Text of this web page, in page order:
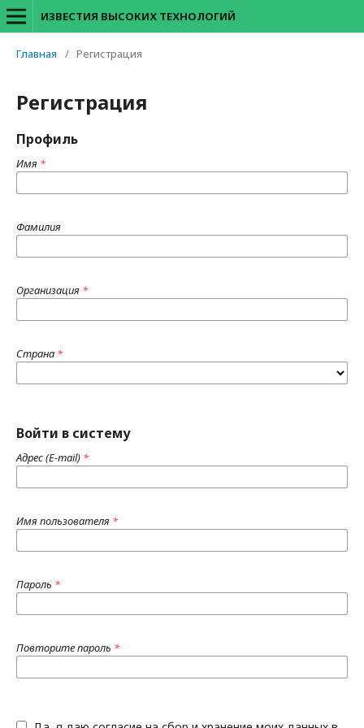
ИЗВЕСТИЯ ВЫСОКИХ ТЕХНОЛОГИЙ
Главная / Регистрация
Регистрация
Профиль
Имя *
Фамилия
Организация *
Страна *
Войти в систему
Адрес (E-mail) *
Имя пользователя *
Пароль *
Повторите пароль *